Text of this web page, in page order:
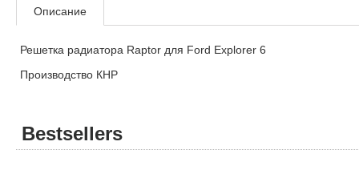
Описание
Решетка радиатора Raptor для Ford Explorer 6
Производство КНР
Bestsellers